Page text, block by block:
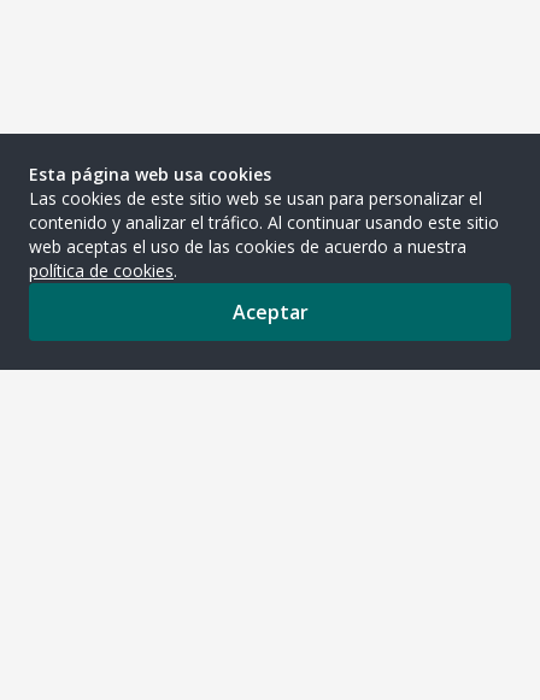
Esta página web usa cookies
Las cookies de este sitio web se usan para personalizar el
contenido y analizar el tráfico. Al continuar usando este sitio
web aceptas el uso de las cookies de acuerdo a nuestra
política de cookies.
Aceptar